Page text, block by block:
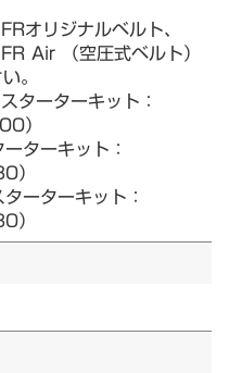
オリジナルベルト、
Air （空圧式ベルト）
。
ターターキット：
）
ターキット：
ーターキット：